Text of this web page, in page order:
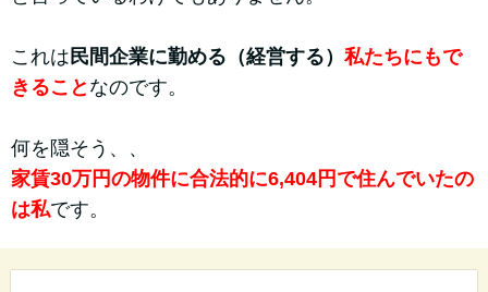
これは 民間企業に勤める（経営する） 私たちにもで
きること なのです。
何を隠そう、、
家賃30万円の物件に合法的に6,404円で住んでいたの
は私です。